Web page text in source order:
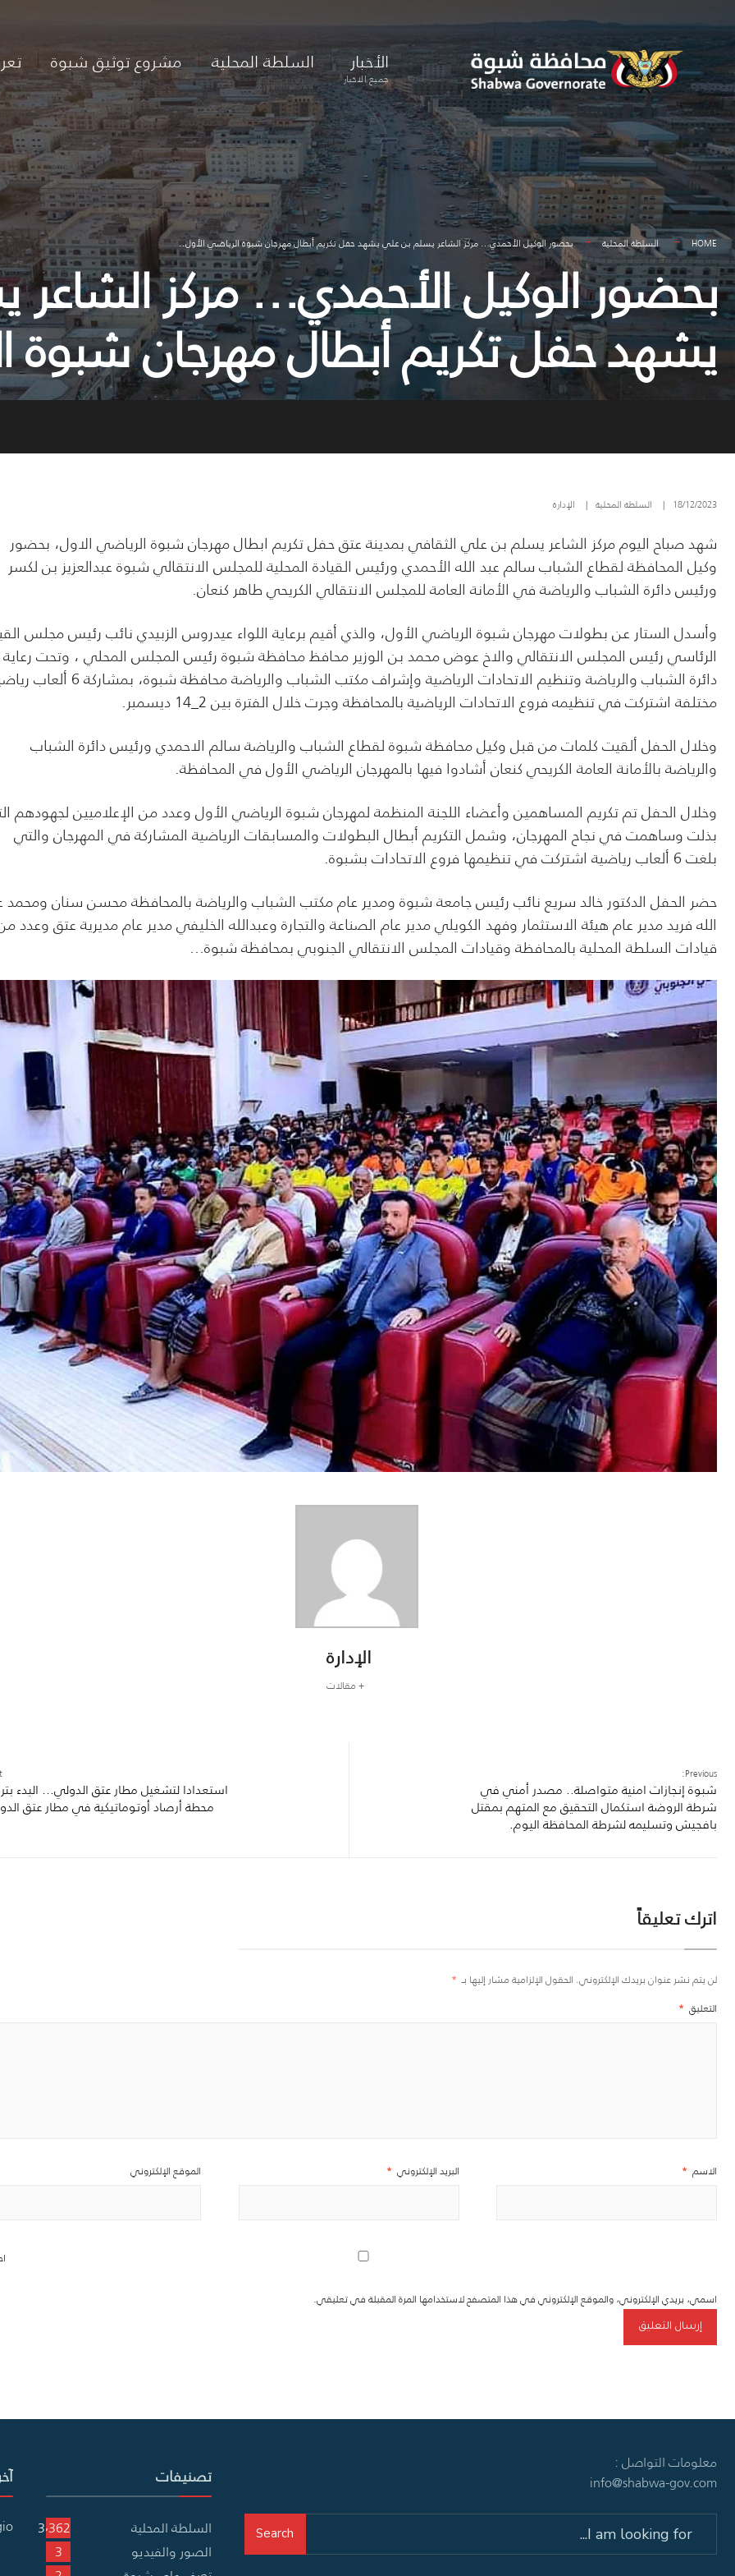
content
الأخبار
جميع الاخبار
السلطة المحلية مشروع توثيق شبوة
HOME السلطة المحلية بحضور الوكيل الأحمدي… مركز الشاعر يسلم بن علي يشهد حفل تكريم أبطال مهرجان شبوة الرياضي الأول..
بحضور الوكيل الأحمدي… مركز
يشهد حفل تكريم أبطال مهرجان شبوة
18/12/2023
| السلطة المحلية | الإدارة
شهد صباح اليوم مركز الشاعر يسلم بن علي الثقافي بمدينة عتق حفل تكريم ابطال مهرجان شبوة الرياضي الاول، بحضور
وكيل المحافظة لقطاع الشباب سالم عبد الله الأحمدي ورئيس القيادة المحلية للمجلس الانتقالي شبوة عبدالعزيز بن لكسر
ورئيس دائرة الشباب والرياضة في الأمانة العامة للمجلس الانتقالي الكريحي طاهر كنعان.
وأسدل الستار عن بطولات مهرجان شبوة الرياضي الأول، والذي أقيم برعاية اللواء عيدروس الزبيدي نائب رئيس مجلس
الرئاسي رئيس المجلس الانتقالي والاخ عوض محمد بن الوزير محافظ محافظة شبوة رئيس المجلس المحلي ، وتحت رعاية
دائرة الشباب والرياضة وتنظيم الاتحادات الرياضية وإشراف مكتب الشباب والرياضة محافظة شبوة،
مختلفة اشتركت في تنظيمه فروع الاتحادات الرياضية بالمحافظة وجرت خلال الفترة بين 2_14 ديسمبر.
وخلال الحفل ألقيت كلمات من قبل وكيل محافظة شبوة لقطاع الشباب والرياضة سالم الاحمدي ورئيس دائرة الشباب
والرياضة بالأمانة العامة الكريحي كنعان أشادوا فيها بالمهرجان الرياضي الأول في المحافظة.
وخلال الحفل تم تكريم المساهمين وأعضاء اللجنة المنظمة لمهرجان شبوة الرياضي الأول وعدد من الإعلاميين لجهودهم
بذلت وساهمت في نجاح المهرجان، وشمل التكريم أبطال البطولات والمسابقات الرياضية المشاركة في المهرجان والتي
بلغت 6 ألعاب رياضية اشتركت في تنظيمها فروع الاتحادات بشبوة.
حضر الحفل الدكتور خالد سريع نائب رئيس جامعة شبوة ومدير عام مكتب الشباب والرياضة بالمحافظة محسن سنان ومحمد
الله فريد مدير عام هيئة الاستثمار وفهد الكويلي مدير عام الصناعة والتجارة وعبدالله الخليفي مدير عام مديرية عتق وعدد
قيادات السلطة المحلية بالمحافظة وقيادات المجلس الانتقالي الجنوبي بمحافظة شبوة…
الإدارة
+ مقالات
Previous:
شبوة إنجازات امنية متواصلة.. مصدر أمني في
شرطة الروضة استكمال التحقيق مع المتهم بمقتل
بافجيش وتسليمه لشرطة المحافظة اليوم.
استعدادا لتشغيل مطار عتق الدولي… البدء
محطة أرصاد أوتوماتيكية في مطار عتق
اترك تعليقاً
لن يتم نشر عنوان بريدك الإلكتروني. الحقول الإلزامية مشار إليها بـ *
التعليق *
الاسم * البريد الإلكتروني * الموقع الإلكتروني
اسمي، بريدي الإلكتروني، والموقع الإلكتروني في هذا المتصفح لاستخدامها المرة المقبلة في تعليقي.
معلومات التواصل :
info@shabwa-gov.com
Search
تصنيفات
السلطة المحلية
3٬362
الصور والفيديو
3